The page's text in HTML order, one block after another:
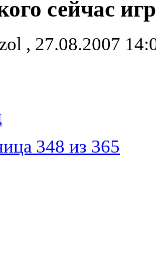
сейчас
, 27.08.2007
348 из 365